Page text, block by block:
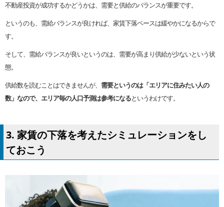
不動産投資が成功するかどうかは、需要と供給のバランスが重要です。
というのも、需給バランスが良ければ、家賃下落ペースは緩やかになるからで
す。
そして、需給バランスが良いというのは、需要が高まり供給が少ないという状
態。
供給数を読むことはできませんが、 需要というのは「エリアに住みたい人の
数」なので、エリア毎の人口予測は参考になるというわけです。
3. 家賃の下落を考えたシミュレーションをし
ておこう